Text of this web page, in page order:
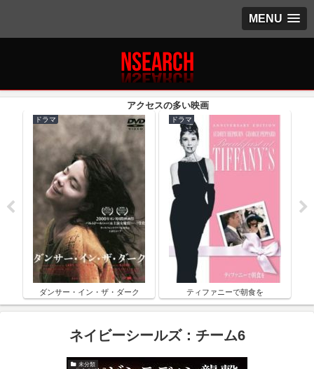
MENU
ドラマ
ダンサー・イン・ザ・ダーク
ドラマ
ティファニーで朝食を
ネイビーシールズ：チーム6
未分類